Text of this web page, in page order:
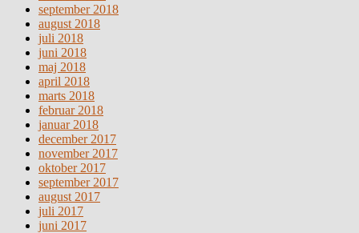
september 2018
august 2018
juli 2018
juni 2018
maj 2018
april 2018
marts 2018
februar 2018
januar 2018
december 2017
november 2017
oktober 2017
september 2017
august 2017
juli 2017
juni 2017